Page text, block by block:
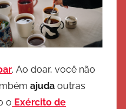
. Ao doar, você não
ajuda outras
o Exército de